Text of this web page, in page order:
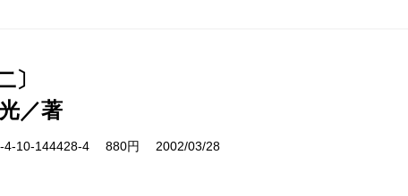
〕
／著
4-10-144428-4 880円 2002/03/28